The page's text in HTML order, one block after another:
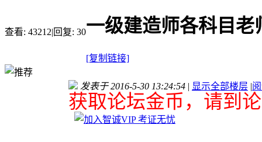
查看: 43212|回复: 30一级建造师各科目
[复制链接]
发表于 2016-5-30 13:24:54 | 显示全部楼层 |
获取论坛金币，请到